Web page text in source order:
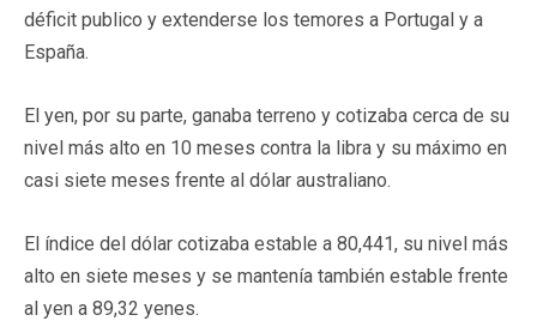
déficit publico y extenderse los temores a Portugal y a
España.
El yen, por su parte, ganaba terreno y cotizaba cerca de su
nivel más alto en 10 meses contra la libra y su máximo en
casi siete meses frente al dólar australiano.
El índice del dólar cotizaba estable a 80,441, su nivel más
alto en siete meses y se mantenía también estable frente
al yen a 89,32 yenes.